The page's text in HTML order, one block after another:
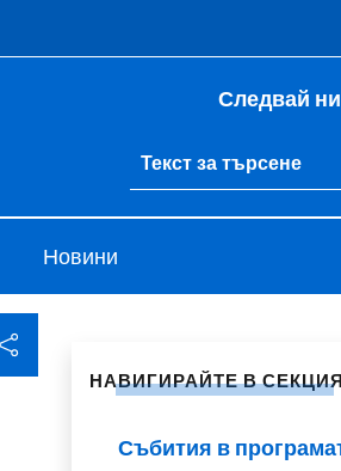
Следвай
Ricerca
Търси в сайта
Новини
НАВИГИРАЙТЕ В
Събития в